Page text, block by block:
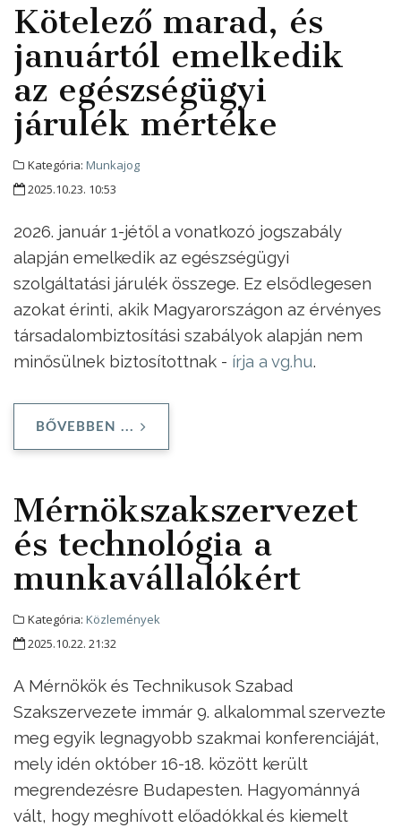
Kötelező marad, és
januártól emelkedik
az egészségügyi
járulék mértéke
Kategória: Munkajog
2025.10.23. 10:53
2026. január 1-jétől a vonatkozó jogszabály
alapján emelkedik az egészségügyi
szolgáltatási járulék összege. Ez elsődlegesen
azokat érinti, akik Magyarországon az érvényes
társadalombiztosítási szabályok alapján nem
minősülnek biztosítottnak - írja a vg.hu.
BŐVEBBEN ...
Mérnökszakszervezet
és technológia a
munkavállalókért
Kategória: Közlemények
2025.10.22. 21:32
A Mérnökök és Technikusok Szabad
Szakszervezete immár 9. alkalommal szervezte
meg egyik legnagyobb szakmai konferenciáját,
mely idén október 16-18. között került
megrendezésre Budapesten. Hagyománnyá
vált, hogy meghívott előadókkal és kiemelt